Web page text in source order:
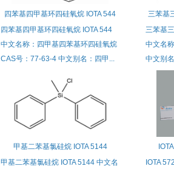
四苯基四甲基环四硅氧烷 IOTA 544
四苯基四甲基环四硅氧烷 IOTA 544
中文名称：四甲基四苯基环四硅氧烷
CAS号：77-63-4 中文别名：四甲...
三苯基
三苯基
中文名
中文别
甲基二苯基氯硅烷 IOTA 5144
甲基二苯基氯硅烷 IOTA 5144 中文名
IOTA